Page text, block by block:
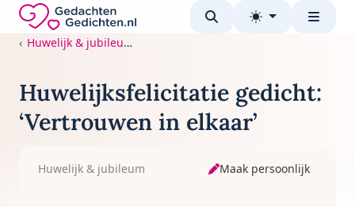
Direct naar de inhoud
Gedachten-Gedichten.nl — naar de homepage
Huwelijk & jubileum
Huwelijksfelicitatie gedicht:
‘Vertrouwen in elkaar’
Huwelijk & jubileum Maak persoonlijk